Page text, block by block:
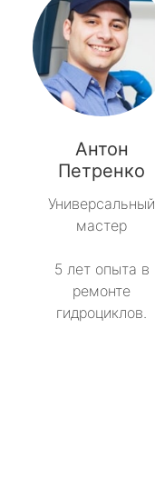
Антон
Петренко
Универсальный
мастер
5 лет опыта в
ремонте
гидроциклов.